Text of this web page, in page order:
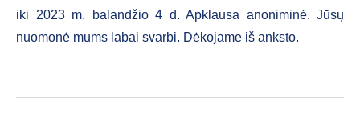
iki 2023 m. balandžio 4 d. Apklausa anoniminė. Jūsų
nuomonė mums labai svarbi. Dėkojame iš anksto.